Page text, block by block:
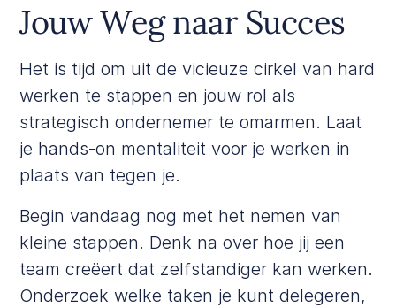
Jouw Weg naar Succes
Het is tijd om uit de vicieuze cirkel van hard
werken te stappen en jouw rol als
strategisch ondernemer te omarmen. Laat
je hands-on mentaliteit voor je werken in
plaats van tegen je.
Begin vandaag nog met het nemen van
kleine stappen. Denk na over hoe jij een
team creëert dat zelfstandiger kan werken.
Onderzoek welke taken je kunt delegeren,